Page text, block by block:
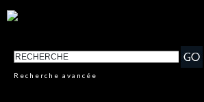
Recherche avancée